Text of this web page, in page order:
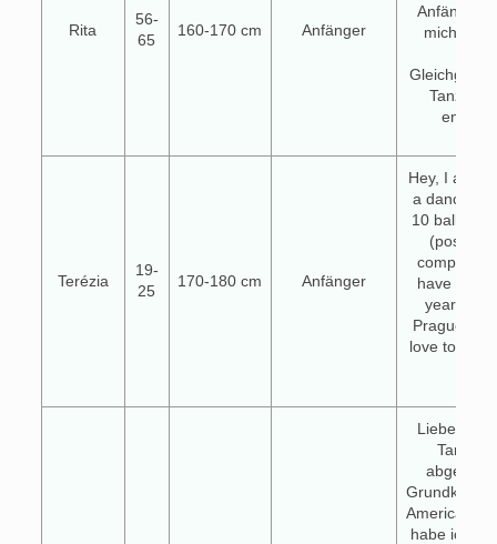
Rita
56-
65
160-170 cm Anfänger
mich
Tanzen
Terézia
19-
25
170-180 cm Anfänger
Hey, I am
a dance
10
(possible
competing
have
year in
Prague
love to start
Lieber
American
habe ich